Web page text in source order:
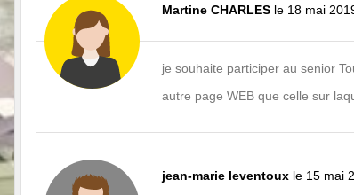
Martine CHARLES le 18 mai
je souhaite participer au senior
autre page WEB que celle sur
jean-marie leventoux le 15 mai